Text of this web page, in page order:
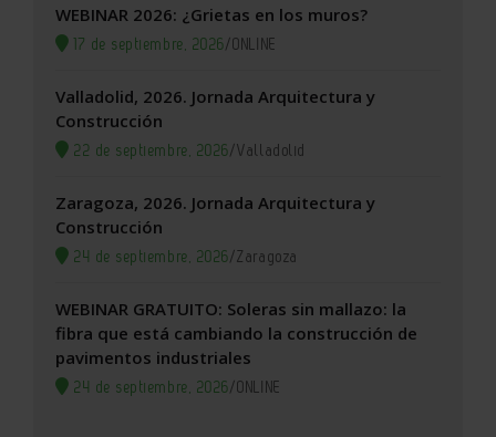
WEBINAR 2026: ¿Grietas en los muros?
17 de septiembre, 2026/ONLINE
Valladolid, 2026. Jornada Arquitectura y
Construcción
22 de septiembre, 2026/Valladolid
Zaragoza, 2026. Jornada Arquitectura y
Construcción
24 de septiembre, 2026/Zaragoza
WEBINAR GRATUITO: Soleras sin mallazo: la
fibra que está cambiando la construcción de
pavimentos industriales
24 de septiembre, 2026/ONLINE